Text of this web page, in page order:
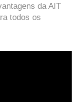
da AIT
todos os